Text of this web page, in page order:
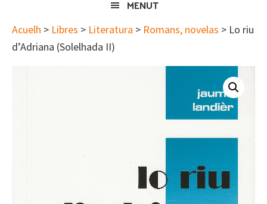
MENUT
Acuelh > Libres > Literatura > Romans, novelas > Lo riu
d’Adriana (Solelhada II)